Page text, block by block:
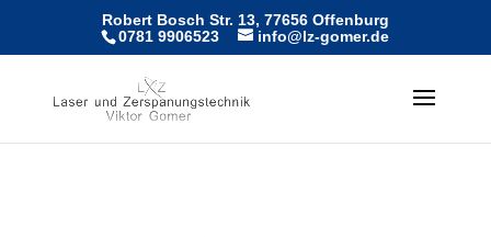
Robert Bosch Str. 13, 77656 Offenburg
0781 9906523
info@lz-gomer.de